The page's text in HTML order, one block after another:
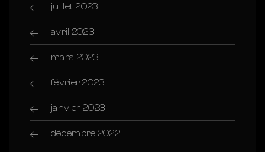
juillet 2023
avril 2023
mars 2023
février 2023
janvier 2023
décembre 2022